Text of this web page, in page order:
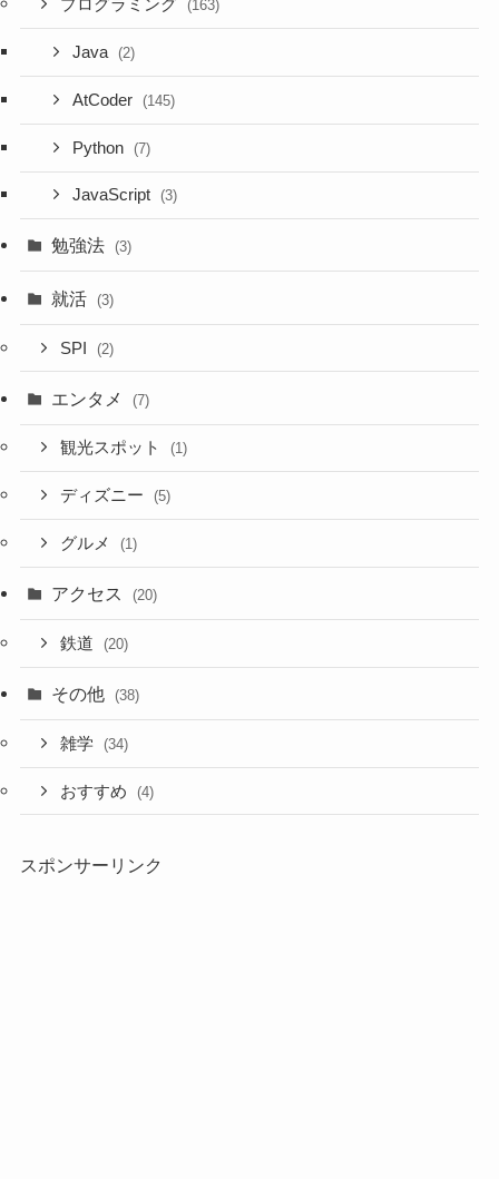
プログラミング (163)
Java (2)
AtCoder (145)
Python (7)
JavaScript (3)
勉強法 (3)
就活 (3)
SPI (2)
エンタメ (7)
観光スポット (1)
ディズニー (5)
グルメ (1)
アクセス (20)
鉄道 (20)
その他 (38)
雑学 (34)
おすすめ (4)
スポンサーリンク